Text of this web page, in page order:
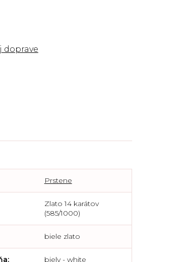
doprave
Prstene
Zlato 14 karátov
(585/1000)
biele zlato
: biely - white